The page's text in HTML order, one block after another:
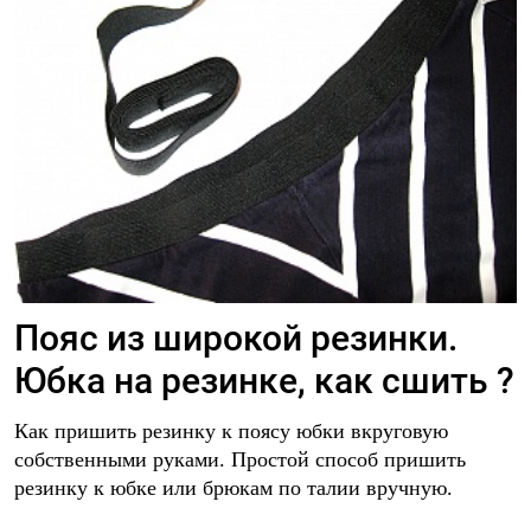
Пояс из широкой резинки.
Юбка на резинке, как сшить ?
Как пришить резинку к поясу юбки вкруговую
собственными руками. Простой способ пришить
резинку к юбке или брюкам по талии вручную.